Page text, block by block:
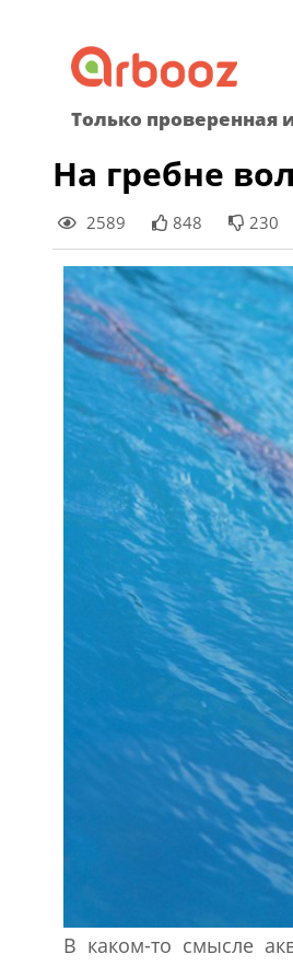
content
Только проверенная
На гребне
2589 848 230
В каком-то смысле